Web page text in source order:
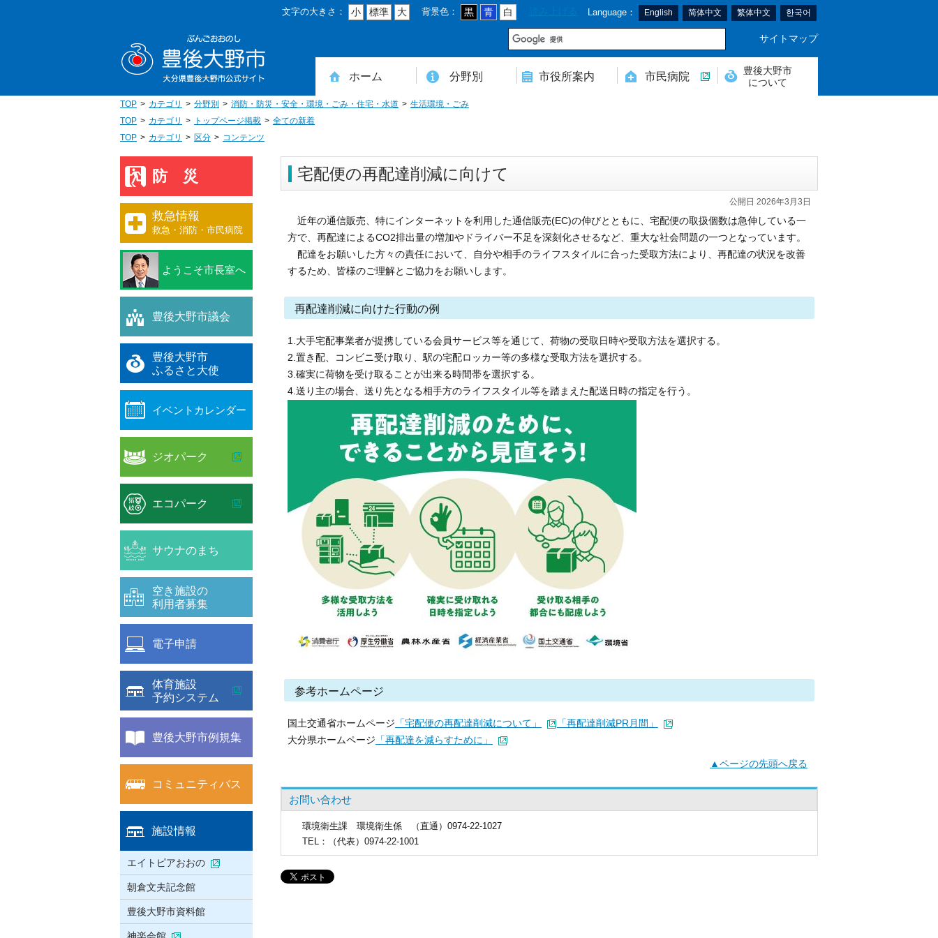
移
文字の大きさ： 小 標準 大 背景色： 黒 青 白 Language： English 简体中文 繁体中文 한국어
サイトマップ
ホーム 分野別
住民登録・戸籍・印鑑・マイナンバー
税・年金・国民健康保険・後期高齢者医療
教育・文化・スポーツ・人権・男女共同参画
健康・医療・介護・福祉・食育
消防・防災・安全・環境・ごみ・住宅・水道
商工・労働・消費者行政
入札・契約・工事・委託
農業・林業・農業委員会事務局
道路・都市計画・地籍・交通
議会・選管・監査
まちづくり・財政・管財・各種計画・人事・各支所・その他
市役所案内
本庁舎案内図
庁舎案内
行政組織
市民病院
豊後大野市
について
人口・世帯数・高齢者人口
豊後大野市の概要
豊後大野市の歴史
合併経過
市章・市民憲章・市花・市木等
豊後大野市友好交流協定
豊後大野市のすがた
豊後大野市の観光
豊後大野市の各種計画
ようこそ市長室へ
名誉市民
豊後大野市ふるさと大使
TOP カテゴリ 分野別 消防・防災・安全・環境・ごみ・住宅・水道
生活環境・ごみ
TOP
カテゴリ トップページ掲載
全ての新着
TOP
カテゴリ 区分 コンテンツ
宅配便の再配達削減に向けて
公開日 2026年3月3日
近年の通信販売、特にインターネットを利用した通信販売(EC)の伸びとともに、宅配便の取扱個数は急伸している一
方で、再配達によるCO2排出量の増加やドライバー不足を深刻化させるなど、重大な社会問題の一つとなっています。
配達をお願いした方々の責任において、自分や相手のライフスタイルに合った受取方法により、再配達の状況を改善
するため、皆様のご理解とご協力をお願いします。
再配達削減に向けた行動の例
1.大手宅配事業者が提携している会員サービス等を通じて、荷物の受取日時や受取方法を選択する。
2.置き配、コンビニ受け取り、駅の宅配ロッカー等の多様な受取方法を選択する。
3.確実に荷物を受け取ることが出来る時間帯を選択する。
4.送り主の場合、送り先となる相手方のライフスタイル等を踏まえた配送日時の指定を行う。
参考ホームページ
国土交通省ホームページ 「宅配便の再配達削減について」
「再配達削減PR月間」
大分県ホームページ 「再配達を減らすために」
▲ページの先頭へ戻る
お問い合わせ
環境衛生課
環境衛生係 （直通）0974-22-1027
TEL
：（代表）0974-22-1001
防災
救急情報
救急・消防・市民病院
ようこそ市長室へ
豊後大野市議会
豊後大野市
ふるさと大使
イベントカレンダー
ジオパーク
エコパーク
サウナのまち
空き施設の
利用者募集
電子申請
体育施設
予約システム
豊後大野市例規集
コミュニティバス
施設情報
エイトピアおおの
朝倉文夫記念館
豊後大野市資料館